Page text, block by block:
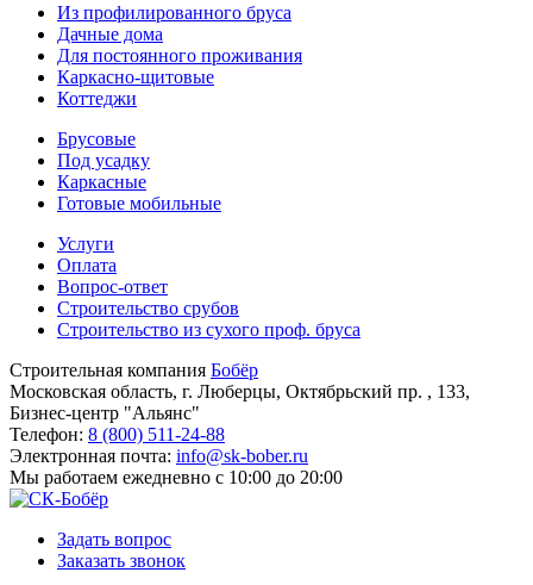
Из профилированного бруса
Дачные дома
Для постоянного проживания
Каркасно-щитовые
Коттеджи
Брусовые
Под усадку
Каркасные
Готовые мобильные
Услуги
Оплата
Вопрос-ответ
Строительство срубов
Строительство из сухого проф. бруса
Строительная компания Бобёр
Московская область, г. Люберцы, Октябрьский пр. , 133,
Бизнес-центр "Альянс"
Телефон: 8 (800) 511-24-88
Электронная почта: info@sk-bober.ru
Мы работаем ежедневно с 10:00 до 20:00
Задать вопрос
Заказать звонок